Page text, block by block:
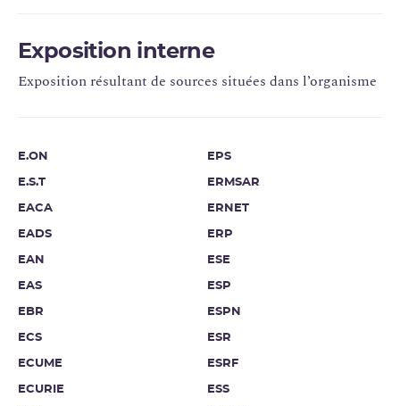
Exposition interne
Exposition résultant de sources situées dans l’organisme
E.ON
E.S.T
EACA
EADS
EAN
EAS
EBR
ECS
ECUME
ECURIE
EPS
ERMSAR
ERNET
ERP
ESE
ESP
ESPN
ESR
ESRF
ESS